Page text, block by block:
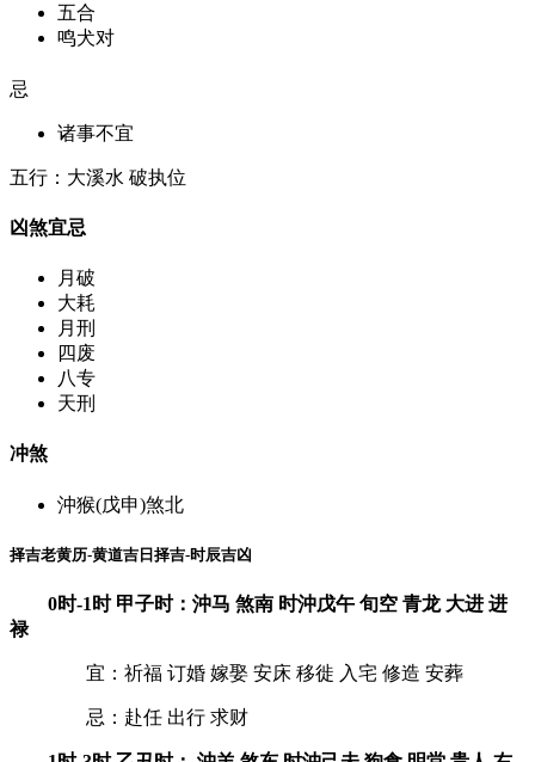
五合
鸣犬对
忌
诸事不宜
五行：大溪水 破执位
凶煞宜忌
月破
大耗
月刑
四废
八专
天刑
冲煞
沖猴(戊申)煞北
择吉老黄历-黄道吉日择吉-时辰吉凶
0时-1时 甲子时：沖马 煞南 时沖戊午 旬空 青龙 大进 进
禄
宜：祈福 订婚 嫁娶 安床 移徙 入宅 修造 安葬
忌：赴任 出行 求财